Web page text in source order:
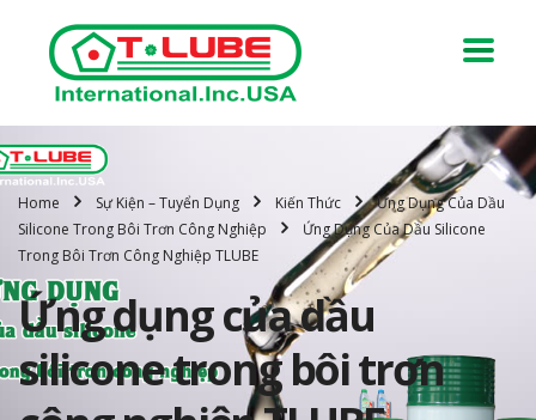
Home Sự Kiện – Tuyển Dụng Kiến Thức
Ứng Dụng Của Dầu
Silicone Trong Bôi Trơn Công Nghiệp
Ứng Dụng Của Dầu Silicone
Trong Bôi Trơn Công Nghiệp TLUBE
Ứng dụng của dầu
silicone trong bôi trơn